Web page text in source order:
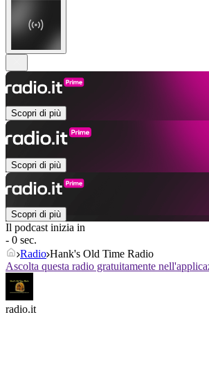
Scopri di più
Scopri di più
Scopri di più
Il podcast inizia in
- 0 sec.
Radio Hank's Old Time Radio
Ascolta questa radio gratuitamente
radio.it